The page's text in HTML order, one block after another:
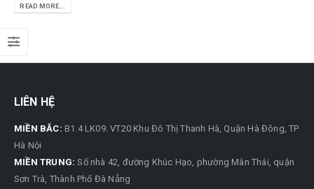
READ MORE...
LIÊN HỆ
MIỀN BẮC: B1.4 LK09. VT20 Khu Đô Thị Thanh Hà, Quận Hà Đông, TP
Hà Nội
MIỀN TRUNG: Số nhà 42, đường Khúc Hạo, phường Mân Thái, quận
Sơn Trà, Thành Phố Đà Nẵng